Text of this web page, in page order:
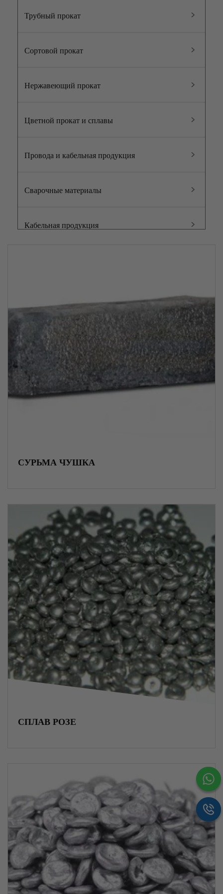
Трубный прокат
Сортовой прокат
Нержавеющий прокат
Цветной прокат и сплавы
Провода и кабельная продукция
Сварочные материалы
Кабельная продукция
Запорная арматура
Канаты
Тросы
Специальные стали
Трубопроводная арматура
Оцинкованная сталь
Насосы и насосное оборудование
Фильтры и очистительное оборудование
Радиаторы отопления
Асбестоцемент
Блоки ФБС
Вентиляционное оборудование
Трубная изоляция
СУРЬМА ЧУШКА
СПЛАВ РОЗЕ